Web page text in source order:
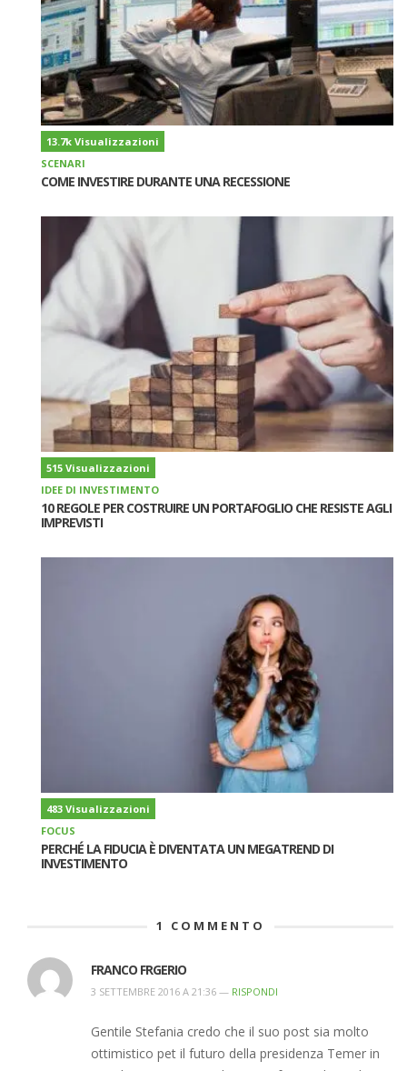
13.7k Visualizzazioni
SCENARI
COME INVESTIRE DURANTE UNA RECESSIONE
515 Visualizzazioni
IDEE DI INVESTIMENTO
10 REGOLE PER COSTRUIRE UN PORTAFOGLIO CHE RESISTE AGLI
IMPREVISTI
483 Visualizzazioni
FOCUS
PERCHÉ LA FIDUCIA È DIVENTATA UN MEGATREND DI
INVESTIMENTO
1 COMMENTO
FRANCO FRGERIO
3 SETTEMBRE 2016 A 21:36 — RISPONDI
Gentile Stefania credo che il suo post sia molto
ottimistico pet il futuro della presidenza Temer in